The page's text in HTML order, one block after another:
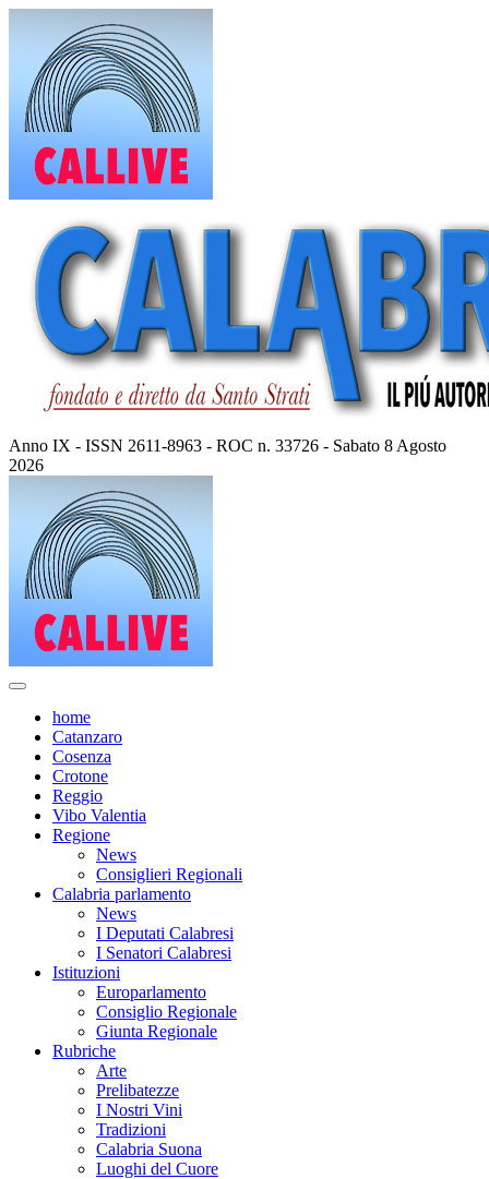
contenuto
Anno IX - ISSN 2611-8963 - ROC n. 33726 - Sabato 8 Agosto
2026
home
Catanzaro
Cosenza
Crotone
Reggio
Vibo Valentia
Regione
News
Consiglieri Regionali
Calabria parlamento
News
I Deputati Calabresi
I Senatori Calabresi
Istituzioni
Europarlamento
Consiglio Regionale
Giunta Regionale
Rubriche
Arte
Prelibatezze
I Nostri Vini
Tradizioni
Calabria Suona
Luoghi del Cuore